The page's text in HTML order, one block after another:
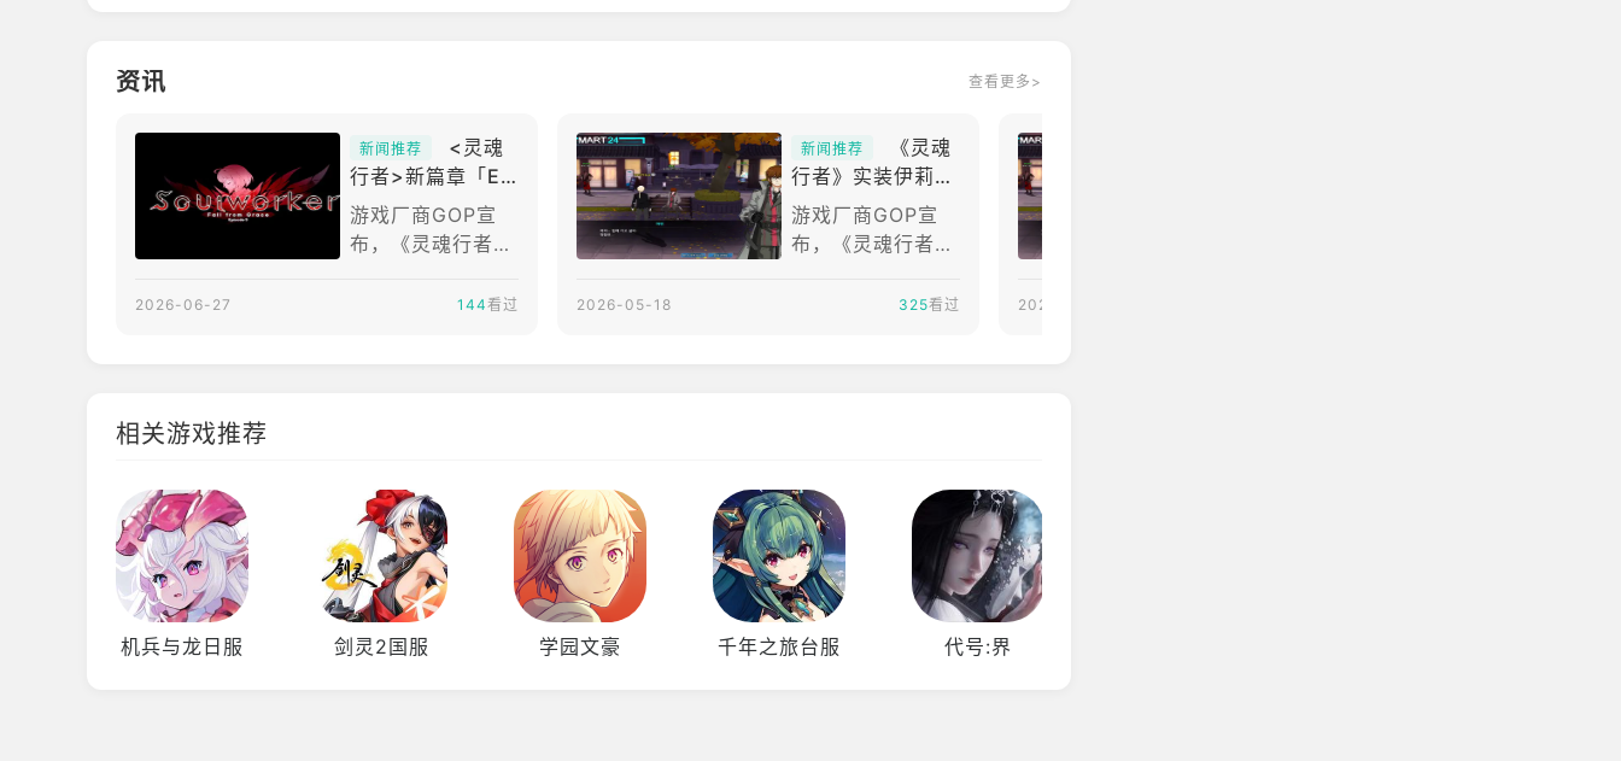
资讯 查看更多>
新闻推荐
行者>新篇章「Ep
isode 3」上线
《最后的起源》第
游戏厂商GOP宣
布，《灵魂行者
r）》「Episode
机游戏《LASTOR
IGIN：最后的起
源》的第三次合作
等内容。【以下内
容为厂商提供资料
原文】「Episode
2026-06-27 144看过
新闻推荐
行者》实装伊莉丝
2 次觉醒 全角色
大规模技能调整
游戏厂商GOP宣
布，《灵魂行者
r）》「伊莉丝・
莉丝・悠娜，第二
次觉醒。破坏的化
身迈向更高境界你
的伊莉丝，终于踏
入未知之力领域。
达到等级85并克
2026-05-18 325看过 2026-04-09
相关游戏推荐
机兵与龙日服 剑灵2国服 学园文豪 千年之旅台服 代号:界